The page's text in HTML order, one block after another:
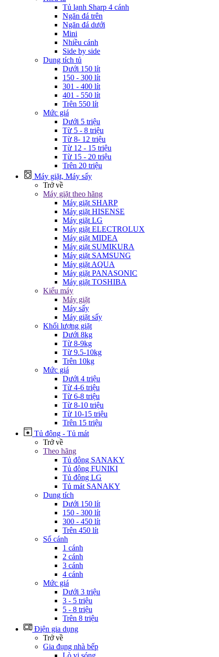
Tủ lạnh Sharp 4 cánh
Ngăn đá trên
Ngăn đá dưới
Mini
Nhiều cánh
Side by side
Dung tích tủ
Dưới 150 lít
150 - 300 lít
301 - 400 lít
401 - 550 lít
Trên 550 lít
Mức giá
Dưới 5 triệu
Từ 5 - 8 triệu
Từ 8- 12 triệu
Từ 12 - 15 triệu
Từ 15 - 20 triệu
Trên 20 triệu
Máy giặt, Máy sấy
Trở về
Máy giặt theo hãng
Máy giặt SHARP
Máy giặt HISENSE
Máy giặt LG
Máy giặt ELECTROLUX
Máy giặt MIDEA
Máy giặt SUMIKURA
Máy giặt SAMSUNG
Máy giặt AQUA
Máy giặt PANASONIC
Máy giặt TOSHIBA
Kiểu máy
Máy giặt
Máy sấy
Máy giặt sấy
Khối lượng giặt
Dưới 8kg
Từ 8-9kg
Từ 9.5-10kg
Trên 10kg
Mức giá
Dưới 4 triệu
Từ 4-6 triệu
Từ 6-8 triệu
Từ 8-10 triệu
Từ 10-15 triệu
Trên 15 triệu
Tủ đông - Tủ mát
Trở về
Theo hãng
Tủ đông SANAKY
Tủ đông FUNIKI
Tủ đông LG
Tủ mát SANAKY
Dung tích
Dưới 150 lít
150 - 300 lít
300 - 450 lít
Trên 450 lít
Số cánh
1 cánh
2 cánh
3 cánh
4 cánh
Mức giá
Dưới 3 triệu
3 - 5 triệu
5 - 8 triệu
Trên 8 triệu
Điện gia dụng
Trở về
Gia đụng nhà bếp
Lò vi sóng